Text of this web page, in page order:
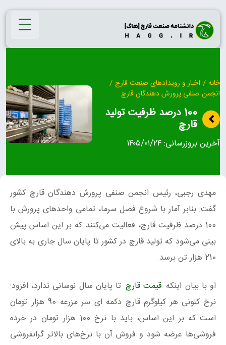
Skip
content
خانه / اخبار و رویدادهای صنعت قارچ /
انجمن صنفی پرورش دهندگان قارچ
100 درصد ظرفیت تولید
قارچ
آخرین بروزرسانی:۱۴۰۵/۰۱/۲۴
مهدی رجبی، رئیس انجمن صنفی پرورش دهندگان قارچ کشور
گفت: بنابر آمار با شروع فصل سرما، تمامی واحد‌های پرورش با
100 درصد ظرفیت قارچ، فعالیت می‌کنند که بر این اساس پیش
بینی می‌شود که تولید قارچ در کشور تا پایان سال جاری به بالای
210 هزار تن برسد.
او با بیان اینکه قیمت قارچ تا پایان سال نوسانی ندارد، افزود:
نرخ کنونی هر کیلوگرم قارچ دکمه ای سر مزرعه 90 هزار تومان
است که بر این اساس، باید با نرخ 100 هزار تومان در خرده
فروشی‌ها عرضه شود و فروش آن با نرخ‌های بالاتر گرانفروشی